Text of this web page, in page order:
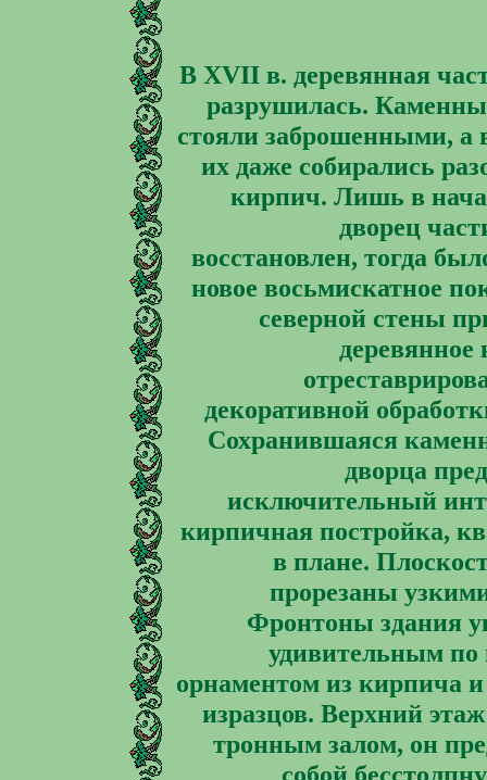
В XVII в. деревянная
разрушилась.
стояли заброшенными, а
их даже собирались
кирпич. Лишь в
дворец
восстановлен, тогда
новое восьмискатное
северной стены
декоративной
Сохранившаяся
дворца
исключительный
кирпичная постройка,
в плане.
прорезаны
Фронтоны здания
удивительным по
орнаментом из кирпича
изразцов. Верхний
тронным залом, он
собой